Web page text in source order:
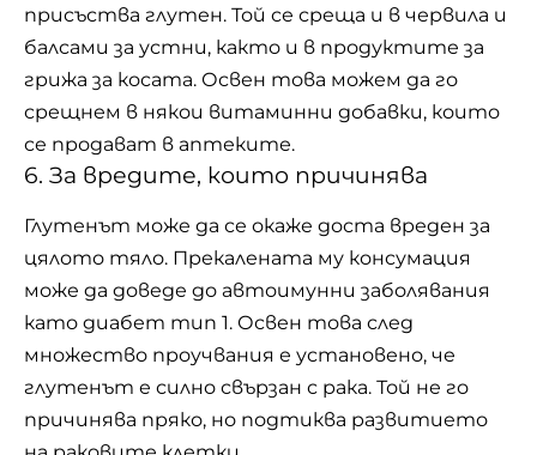
присъства глутен. Той се среща и в червила и
балсами за устни, както и в продуктите за
грижа за косата. Освен това можем да го
срещнем в някои витаминни добавки, които
се продават в аптеките.
6. За вредите, които причинява
Глутенът може да се окаже доста вреден за
цялото тяло. Прекалената му консумация
може да доведе до автоимунни заболявания
като диабет тип 1. Освен това след
множество проучвания е установено, че
глутенът е силно свързан с рака. Той не го
причинява пряко, но подтиква развитието